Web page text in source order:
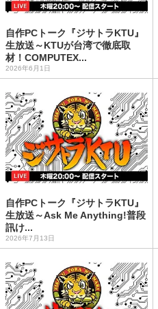
自作PCトーク『ジサトラKTU』
生放送～KTUが台湾で徹底取
材！COMPUTEX...
2026年6月1日
自作PCトーク『ジサトラKTU』
生放送～Ask Me Anything!普段
訊け...
2026年7月13日